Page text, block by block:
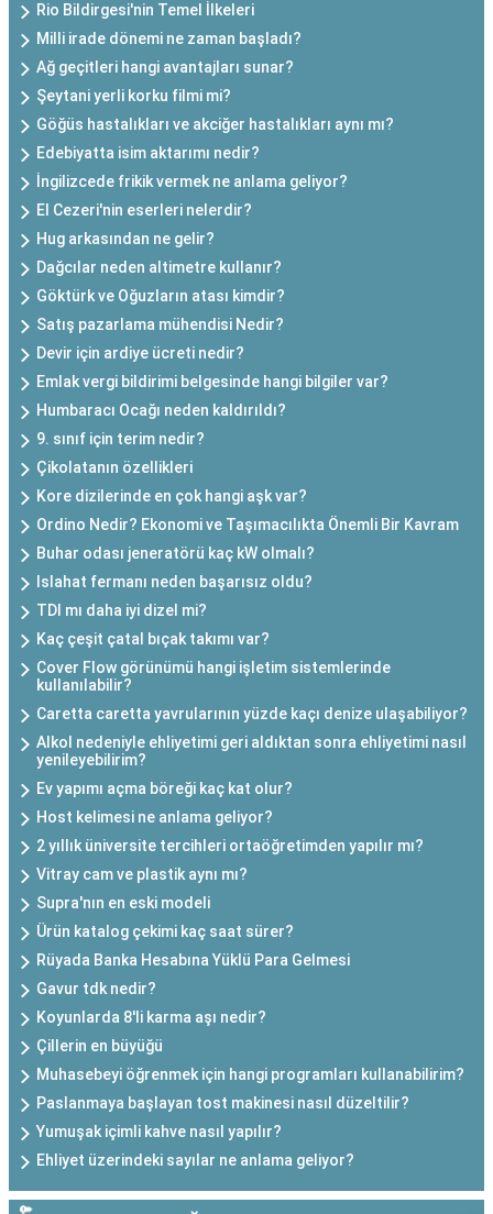
Rio Bildirgesi'nin Temel İlkeleri
Milli irade dönemi ne zaman başladı?
Ağ geçitleri hangi avantajları sunar?
Şeytani yerli korku filmi mi?
Göğüs hastalıkları ve akciğer hastalıkları aynı mı?
Edebiyatta isim aktarımı nedir?
İngilizcede frikik vermek ne anlama geliyor?
El Cezeri'nin eserleri nelerdir?
Hug arkasından ne gelir?
Dağcılar neden altimetre kullanır?
Göktürk ve Oğuzların atası kimdir?
Satış pazarlama mühendisi Nedir?
Devir için ardiye ücreti nedir?
Emlak vergi bildirimi belgesinde hangi bilgiler var?
Humbaracı Ocağı neden kaldırıldı?
9. sınıf için terim nedir?
Çikolatanın özellikleri
Kore dizilerinde en çok hangi aşk var?
Ordino Nedir? Ekonomi ve Taşımacılıkta Önemli Bir Kavram
Buhar odası jeneratörü kaç kW olmalı?
Islahat fermanı neden başarısız oldu?
TDI mı daha iyi dizel mi?
Kaç çeşit çatal bıçak takımı var?
Cover Flow görünümü hangi işletim sistemlerinde
kullanılabilir?
Caretta caretta yavrularının yüzde kaçı denize ulaşabiliyor?
Alkol nedeniyle ehliyetimi geri aldıktan sonra ehliyetimi nasıl
yenileyebilirim?
Ev yapımı açma böreği kaç kat olur?
Host kelimesi ne anlama geliyor?
2 yıllık üniversite tercihleri ortaöğretimden yapılır mı?
Vitray cam ve plastik aynı mı?
Supra'nın en eski modeli
Ürün katalog çekimi kaç saat sürer?
Rüyada Banka Hesabına Yüklü Para Gelmesi
Gavur tdk nedir?
Koyunlarda 8'li karma aşı nedir?
Çillerin en büyüğü
Muhasebeyi öğrenmek için hangi programları kullanabilirim?
Paslanmaya başlayan tost makinesi nasıl düzeltilir?
Yumuşak içimli kahve nasıl yapılır?
Ehliyet üzerindeki sayılar ne anlama geliyor?